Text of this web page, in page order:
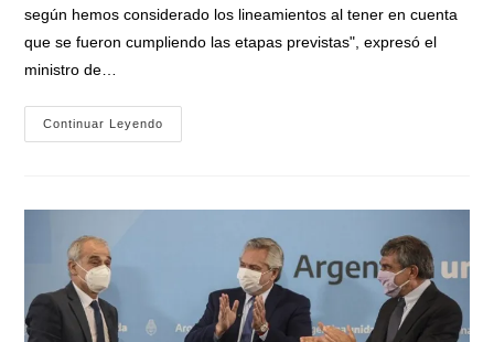
según hemos considerado los lineamientos al tener en cuenta
que se fueron cumpliendo las etapas previstas", expresó el
ministro de…
Continuar Leyendo
Salvarezza:
Personas
Vacunadas
El